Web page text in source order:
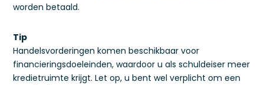
worden betaald.
Tip
Handelsvorderingen komen beschikbaar voor
financieringsdoeleinden, waardoor u als schuldeiser meer
kredietruimte krijgt. Let op, u bent wel verplicht om een